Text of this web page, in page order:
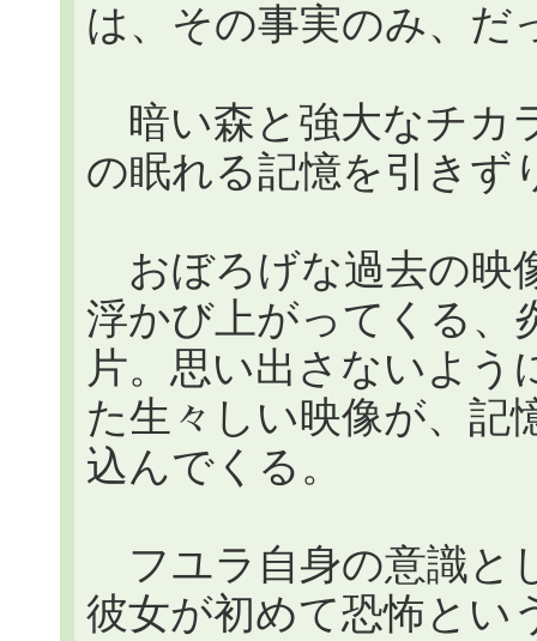
は、その事実のみ、だ
暗い森と強大なチカ
の眠れる記憶を引きず
おぼろげな過去の映
浮かび上がってくる、
片。思い出さないよう
た生々しい映像が、記
込んでくる。
フユラ自身の意識と
彼女が初めて恐怖とい